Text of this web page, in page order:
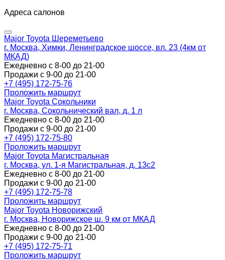
Адреса салонов
Major Toyota Шереметьево
г. Москва, Химки, Ленинградское шоссе, вл. 23 (4км от
МКАД)
Ежедневно с 8-00 до 21-00
Продажи с 9-00 до 21-00
+7 (495) 172-75-76
Проложить маршрут
Major Toyota Сокольники
г. Москва, Сокольнический вал, д. 1 л
Ежедневно с 8-00 до 21-00
Продажи с 9-00 до 21-00
+7 (495) 172-75-80
Проложить маршрут
Major Toyota Магистральная
г. Москва, ул. 1-я Магистральная, д. 13с2
Ежедневно с 8-00 до 21-00
Продажи с 9-00 до 21-00
+7 (495) 172-75-78
Проложить маршрут
Major Toyota Новорижский
г. Москва, Новорижское ш. 9 км от МКАД
Ежедневно с 8-00 до 21-00
Продажи с 9-00 до 21-00
+7 (495) 172-75-71
Проложить маршрут